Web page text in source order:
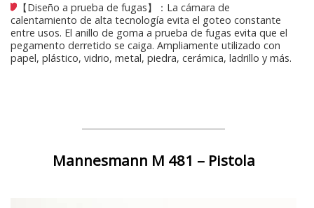
【Diseño a prueba de fugas】：La cámara de
calentamiento de alta tecnología evita el goteo constante
entre usos. El anillo de goma a prueba de fugas evita que el
pegamento derretido se caiga. Ampliamente utilizado con
papel, plástico, vidrio, metal, piedra, cerámica, ladrillo y más.
Mannesmann M 481 – Pistola